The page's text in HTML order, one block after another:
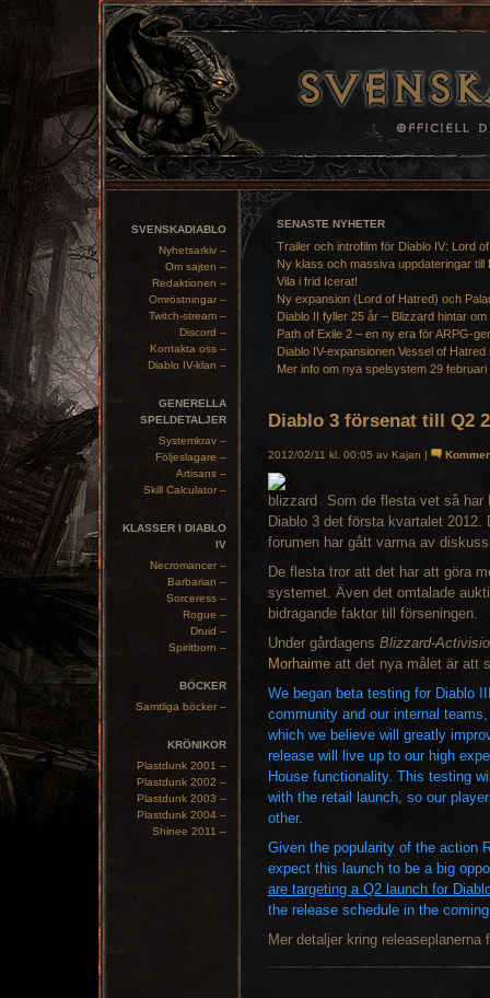
SVENSKADIABLO
Nyhetsarkiv –
Om sajten –
Redaktionen –
Omröstningar –
Twitch-stream –
Discord –
Kontakta oss –
Diablo IV-klan –
GENERELLA
SPELDETALJER
Systemkrav –
Följeslagare –
Artisans –
Skill Calculator –
KLASSER I DIABLO
IV
Necromancer –
Barbarian –
Sorceress –
Rogue –
Druid –
Spiritborn –
BÖCKER
Samtliga böcker –
KRÖNIKOR
Plastdunk 2001 –
Plastdunk 2002 –
Plastdunk 2003 –
Plastdunk 2004 –
Shinee 2011 –
SENASTE NYHETER
Trailer och introfilm för Diablo IV: Lord
Ny klass och massiva uppdateringar till
Vila i frid Icerat!
Ny expansion (Lord of Hatred) och
Diablo II fyller 25 år – Blizzard hintar om
Path of Exile 2 – en ny era för ARPG-
Diablo IV-expansionen Vessel of
Mer info om nya spelsystem 29 februari
Diablo 3 försenat till Q2
2012/02/11 kl. 00:05 av Kajan |
Som de flesta vet så
Diablo 3 det första kvartalet
forumen har gått varma av
De flesta tror att det har att göra
systemet. Även det omtalade
bidragande faktor till förseningen.
Under gårdagens Blizzard-
Morhaime att det nya målet är att
We began beta testing for Diablo
community and our internal
which we believe will greatly
release will live up to our high
House functionality. This testing
with the retail launch, so our
other.
Given the popularity of the action
expect this launch to be a big
are targeting a Q2 launch for
the release schedule in the
Mer detaljer kring